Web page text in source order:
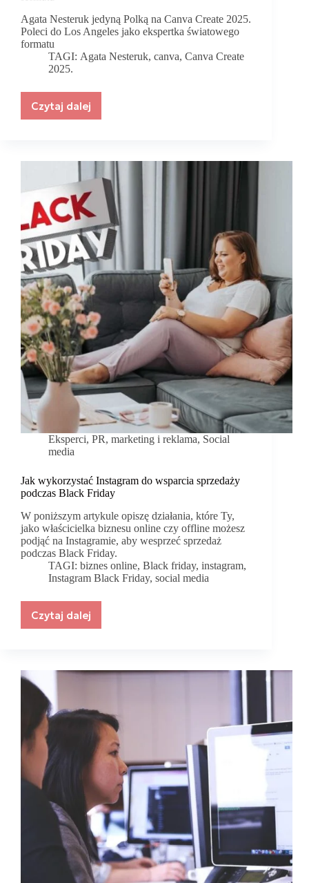
Agata Nesteruk jedyną Polką na Canva Create 2025.
Poleci do Los Angeles jako ekspertka światowego
formatu
TAGI: Agata Nesteruk,canva,Canva Create
2025.
Czytaj dalej
Agata
na
Canva
Create
2025.
Poleci
do
Los
Angeles
jako
ekspertka
światowego
formatu
Eksperci, PR, marketing i reklama, Social
media
Jak wykorzystać Instagram do wsparcia sprzedaży
podczas Black Friday
W poniższym artykule opiszę działania, które Ty,
jako właścicielka biznesu online czy offline możesz
podjąć na Instagramie, aby wesprzeć sprzedaż
podczas Black Friday.
TAGI: biznes online,Black friday,instagram,
Instagram Black Friday, social media
Czytaj dalej
Jak
wsparcia
Black